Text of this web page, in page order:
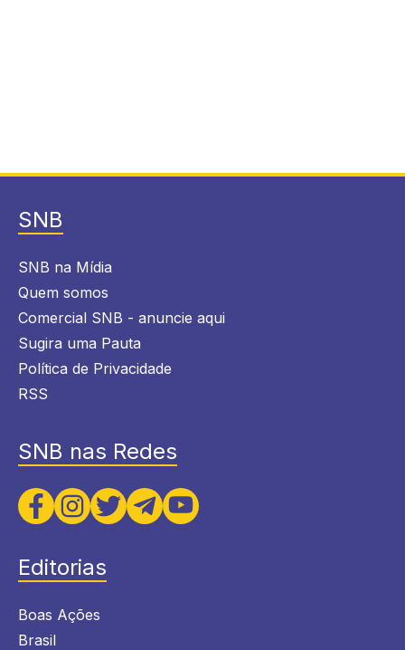
SNB
SNB na Mídia
Quem somos
Comercial SNB - anuncie aqui
Sugira uma Pauta
Política de Privacidade
RSS
SNB nas Redes
Editorias
Boas Ações
Brasil